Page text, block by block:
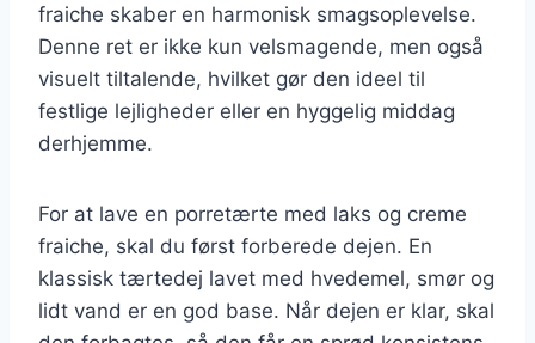
fraiche skaber en harmonisk smagsoplevelse.
Denne ret er ikke kun velsmagende, men også
visuelt tiltalende, hvilket gør den ideel til
festlige lejligheder eller en hyggelig middag
derhjemme.
For at lave en porretærte med laks og creme
fraiche, skal du først forberede dejen. En
klassisk tærtedej lavet med hvedemel, smør og
lidt vand er en god base. Når dejen er klar, skal